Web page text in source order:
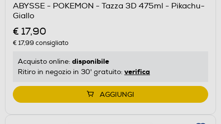
ABYSSE - POKEMON - Tazza 3D 475ml - Pikachu-
Giallo
€ 17,90
€ 17,99 consigliato
Acquisto online: disponibile
Ritiro in negozio in 30' gratuito: verifica
AGGIUNGI